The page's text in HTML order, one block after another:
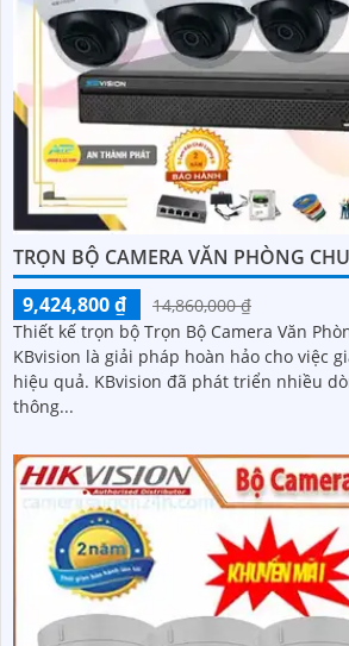
TRỌN BỘ CAMERA VĂN PHÒNG
9,424,800 ₫
14,860,000 ₫
Thiết kế trọn bộ Trọn Bộ Camera Văn
KBvision là giải pháp hoàn hảo cho việc
hiệu quả. KBvision đã phát triển nhiều dòng camera wifi
thông...